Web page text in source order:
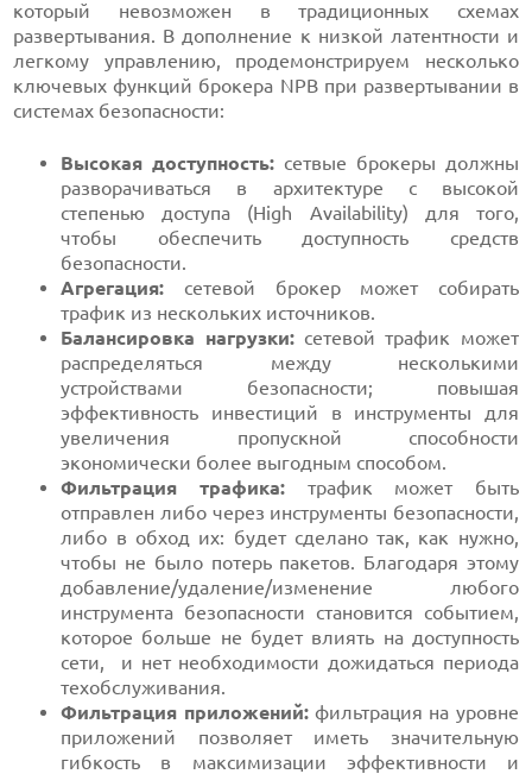
который невозможен в традиционных схемах
развертывания. В дополнение к низкой латентности и
легкому управлению, продемонстрируем несколько
ключевых функций брокера NPB при развертывании в
системах безопасности:
Высокая доступность: сетвые брокеры должны
разворачиваться в архитектуре с высокой
степенью доступа (High Availability) для того,
чтобы обеспечить доступность средств
безопасности.
Агрегация: сетевой брокер может собирать
трафик из нескольких источников.
Балансировка нагрузки:сетевой трафик может
распределяться между несколькими
устройствами безопасности; повышая
эффективность инвестиций в инструменты для
увеличения пропускной способности
экономически более выгодным способом.
Фильтрация трафика: трафик может быть
отправлен либо через инструменты безопасности,
либо в обход их: будет сделано так, как нужно,
чтобы не было потерь пакетов. Благодаря этому
добавление/удаление/изменение любого
инструмента безопасности становится событием,
которое больше не будет влиять на доступность
сети, и нет необходимости дожидаться периода
техобслуживания.
Фильтрация приложений:фильтрация на уровне
приложений позволяет иметь значительную
гибкость в максимизации эффективности и